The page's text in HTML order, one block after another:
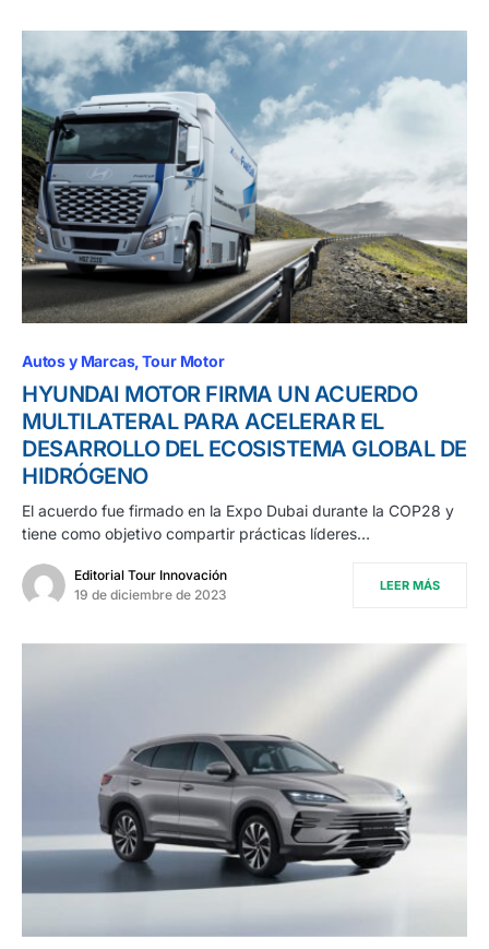
Autos y Marcas Tour Motor
HYUNDAI MOTOR FIRMA UN ACUERDO
MULTILATERAL PARA ACELERAR EL
DESARROLLO DEL ECOSISTEMA GLOBAL DE
HIDRÓGENO
El acuerdo fue firmado en la Expo Dubai durante la COP28 y
tiene como objetivo compartir prácticas líderes…
Editorial Tour Innovación
19 de diciembre de 2023
LEER MÁS